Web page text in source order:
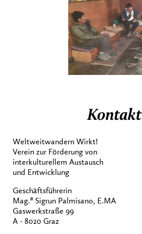
Kontakt
Weltweitwandern Wirkt!
Verein zur Förderung von
interkulturellem Austausch
und Entwicklung
Geschäftsführerin
Mag.a Sigrun Palmisano, E.MA
Gaswerkstraße 99
A - 8020 Graz